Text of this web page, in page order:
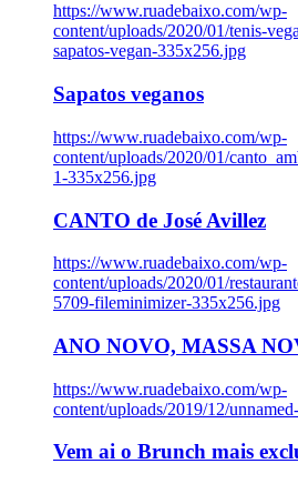
https://www.ruadebaixo.com/wp-
content/uploads/2020/01/tenis-
sapatos-vegan-335x256.jpg
Sapatos veganos
https://www.ruadebaixo.com/wp-
content/uploads/2020/01/
1-335x256.jpg
CANTO de José Avillez
https://www.ruadebaixo.com/wp-
content/uploads/2020/01/
5709-fileminimizer-335x256.jpg
ANO NOVO, MASSA
https://www.ruadebaixo.com/wp-
content/uploads/2019/12/
Vem ai o Brunch mais